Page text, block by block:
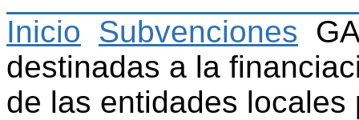
Inicio Subvenciones
destinadas a la
de las entidades locales